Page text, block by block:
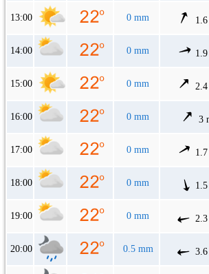
13:00 0 mm
14:00 0 mm
15:00 0 mm
16:00 0 mm 3
17:00 0 mm
18:00 0 mm
19:00 0 mm
20:00 0.5 mm